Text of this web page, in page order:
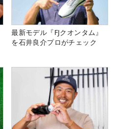
最新モデル『FJクオンタム』
を石井良介プロがチェック